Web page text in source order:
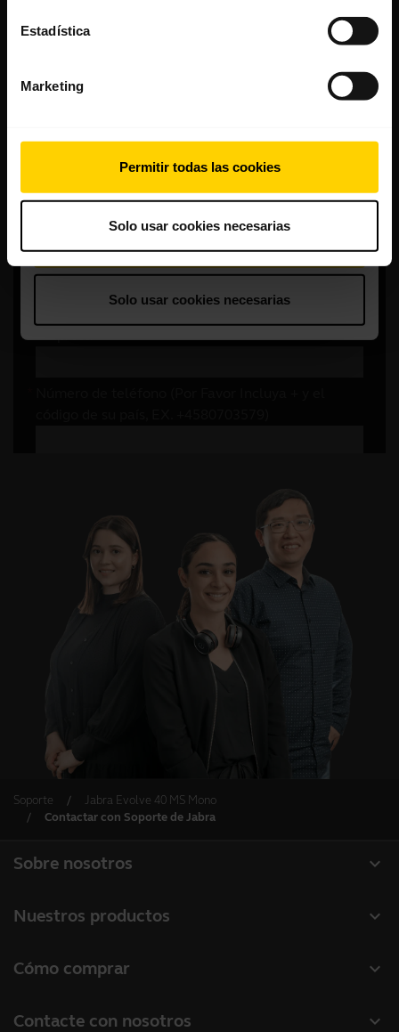
Estadística
Marketing
Permitir todas las cookies
Solo usar cookies necesarias
Soporte
Jabra Evolve 40 MS Mono
Contactar con Soporte de Jabra
expand_more
Sobre nosotros
Sostenibilidad
expand_more
Nuestros productos
Cámaras de conferencia
expand_more
Cómo comprar
expand_more
Contacte con nosotros